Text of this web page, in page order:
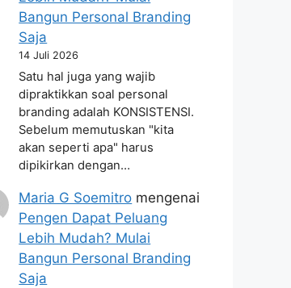
Bangun Personal Branding
Saja
14 Juli 2026
Satu hal juga yang wajib
dipraktikkan soal personal
branding adalah KONSISTENSI.
Sebelum memutuskan "kita
akan seperti apa" harus
dipikirkan dengan…
Maria G Soemitro mengenai
Pengen Dapat Peluang
Lebih Mudah? Mulai
Bangun Personal Branding
Saja